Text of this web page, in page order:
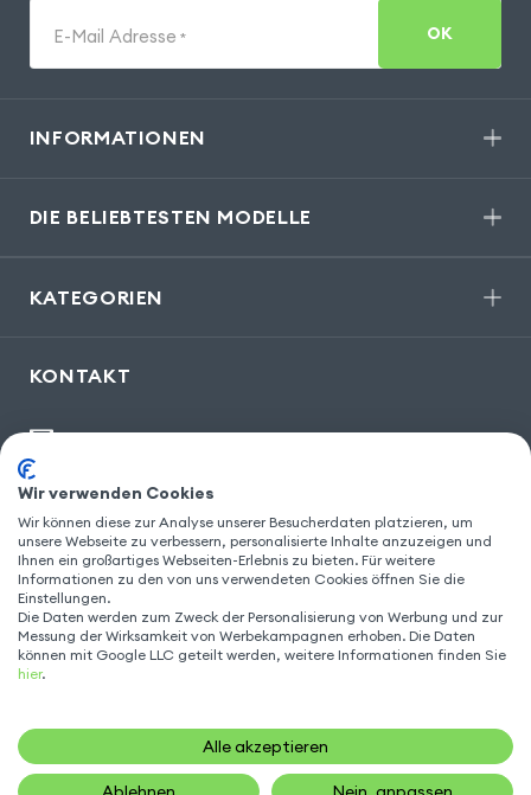
E-Mail Adresse * OK
INFORMATIONEN
DIE BELIEBTESTEN MODELLE
KATEGORIEN
KONTAKT
kontakt@gsm55.de
30, bis rue Girard
FOLGEN SIE UNS
Wir verwenden Cookies
Wir können diese zur Analyse unserer Besucherdaten platzieren, um
unsere Webseite zu verbessern, personalisierte Inhalte anzuzeigen und
Ihnen ein großartiges Webseiten-Erlebnis zu bieten. Für weitere
Informationen zu den von uns verwendeten Cookies öffnen Sie die
Einstellungen.
Die Daten werden zum Zweck der Personalisierung von Werbung und zur
Messung der Wirksamkeit von Werbekampagnen erhoben. Die Daten
können mit Google LLC geteilt werden, weitere Informationen finden Sie
hier.
Alle akzeptieren